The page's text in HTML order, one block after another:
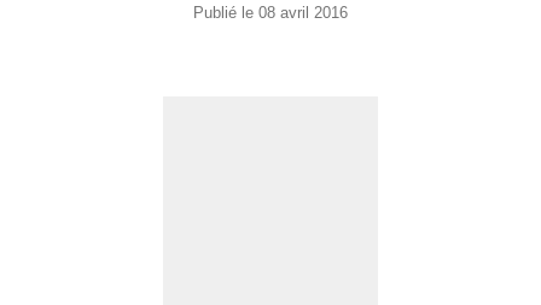
Publié le 08 avril 2016